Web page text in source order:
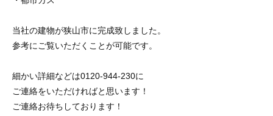
当社の建物が狭山市に完成致しました。
参考にご覧いただくことが可能です。
細かい詳細などは0120-944-230に
ご連絡をいただければと思います！
ご連絡お待ちしております！